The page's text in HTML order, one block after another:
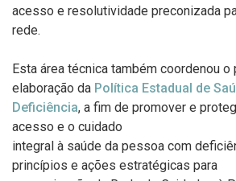
acesso e resolutividade preconizada
rede.
Esta área técnica também coordenou
elaboração da Política Estadual de
Deficiência, a fim de promover e
acesso e o cuidado
integral à saúde da pessoa com
princípios e ações estratégicas para